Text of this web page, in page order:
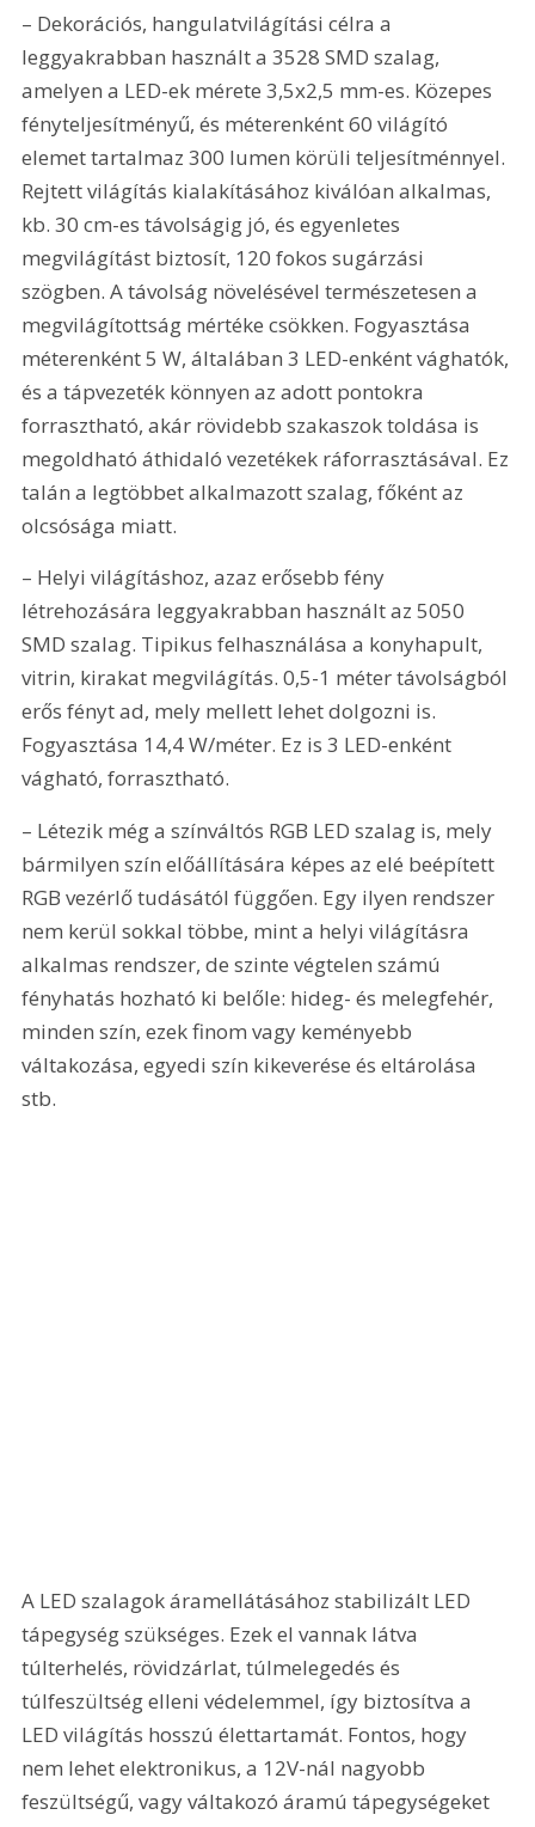
– Dekorációs, hangulatvilágítási célra a
leggyakrabban használt a 3528 SMD szalag,
amelyen a LED-ek mérete 3,5x2,5 mm-es. Közepes
fényteljesítményű, és méterenként 60 világító
elemet tartalmaz 300 lumen körüli teljesítménnyel.
Rejtett világítás kialakításához kiválóan alkalmas,
kb. 30 cm-es távolságig jó, és egyenletes
megvilágítást biztosít, 120 fokos sugárzási
szögben. A távolság növelésével természetesen a
megvilágítottság mértéke csökken. Fogyasztása
méterenként 5 W, általában 3 LED-enként vághatók,
és a tápvezeték könnyen az adott pontokra
forrasztható, akár rövidebb szakaszok toldása is
megoldható áthidaló vezetékek ráforrasztásával. Ez
talán a legtöbbet alkalmazott szalag, főként az
olcsósága miatt.
– Helyi világításhoz, azaz erősebb fény
létrehozására leggyakrabban használt az 5050
SMD szalag. Tipikus felhasználása a konyhapult,
vitrin, kirakat megvilágítás. 0,5-1 méter távolságból
erős fényt ad, mely mellett lehet dolgozni is.
Fogyasztása 14,4 W/méter. Ez is 3 LED-enként
vágható, forrasztható.
– Létezik még a színváltós RGB LED szalag is, mely
bármilyen szín előállítására képes az elé beépített
RGB vezérlő tudásától függően. Egy ilyen rendszer
nem kerül sokkal többe, mint a helyi világításra
alkalmas rendszer, de szinte végtelen számú
fényhatás hozható ki belőle: hideg- és melegfehér,
minden szín, ezek finom vagy keményebb
váltakozása, egyedi szín kikeverése és eltárolása
stb.
A LED szalagok áramellátásához stabilizált LED
tápegység szükséges. Ezek el vannak látva
túlterhelés, rövidzárlat, túlmelegedés és
túlfeszültség elleni védelemmel, így biztosítva a
LED világítás hosszú élettartamát. Fontos, hogy
nem lehet elektronikus, a 12V-nál nagyobb
feszültségű, vagy váltakozó áramú tápegységeket